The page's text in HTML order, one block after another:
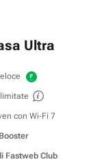
Ultra
con Wi‑Fi 7
Fastweb Club